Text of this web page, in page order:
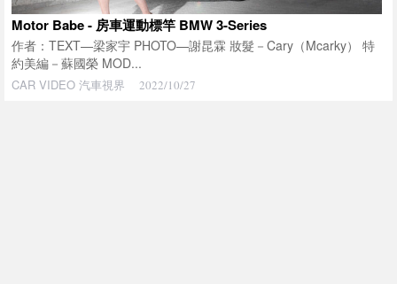
Motor Babe - 房車運動標竿 BMW 3-Series
作者：TEXT—梁家宇 PHOTO—謝昆霖 妝髮－Cary（Mcarky） 特
約美編－蘇國榮 MOD...
CAR VIDEO 汽車視界 2022/10/27